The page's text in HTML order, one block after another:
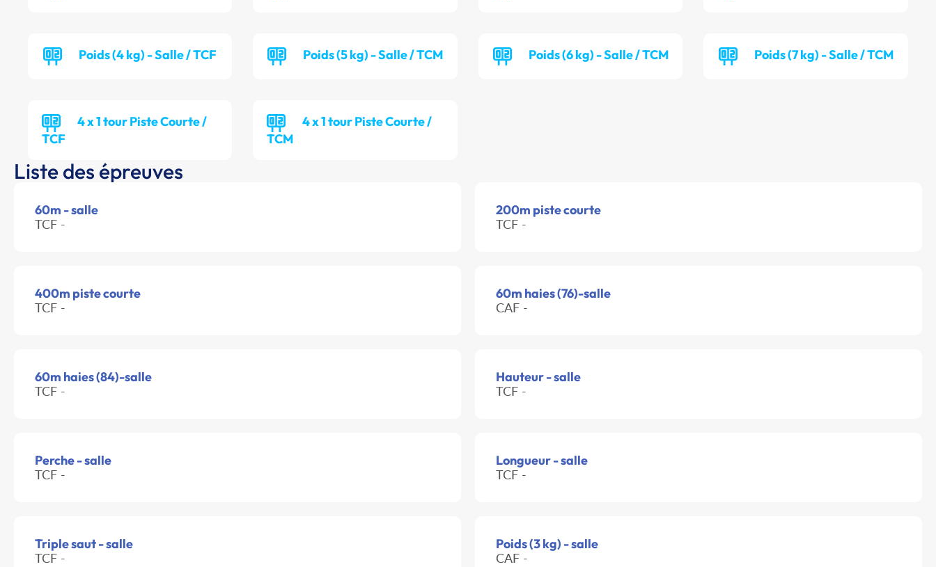
Poids (4 kg) - Salle / TCF Poids (5 kg) - Salle / TCM Poids (6 kg) - Salle / TCM Poids (7 kg) - Salle / TCM
4 x 1 tour Piste Courte /
TCF
4 x 1 tour Piste Courte /
TCM
Liste des épreuves
60m - salle
TCF -
200m piste courte
TCF -
400m piste courte
TCF -
60m haies (76)-salle
CAF -
60m haies (84)-salle
TCF -
Hauteur - salle
TCF -
Perche - salle
TCF -
Longueur - salle
TCF -
Triple saut - salle
TCF -
Poids (3 kg) - salle
CAF -